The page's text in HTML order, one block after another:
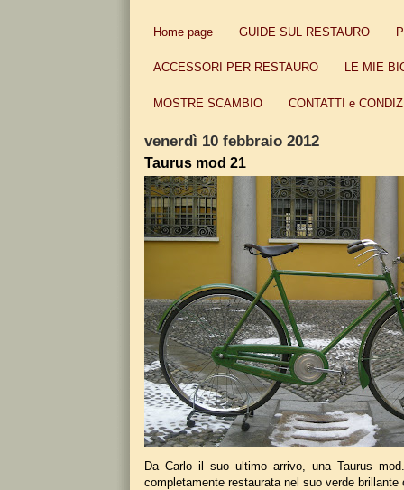
Home page GUIDE SUL RESTAURO
ACCESSORI PER RESTAURO LE MIE
MOSTRE SCAMBIO CONTATTI e
venerdì 10 febbraio 2012
Taurus mod 21
Da Carlo il suo ultimo arrivo, una Taurus
completamente restaurata nel suo verde brillante